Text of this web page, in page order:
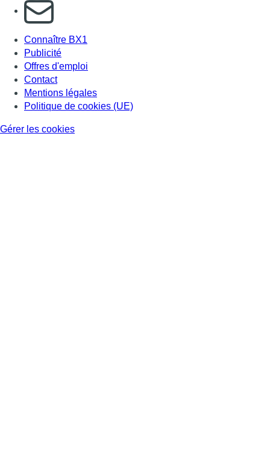
S'abonner à notre newsletter
Connaître BX1
Publicité
Offres d'emploi
Contact
Mentions légales
Politique de cookies (UE)
Gérer les cookies